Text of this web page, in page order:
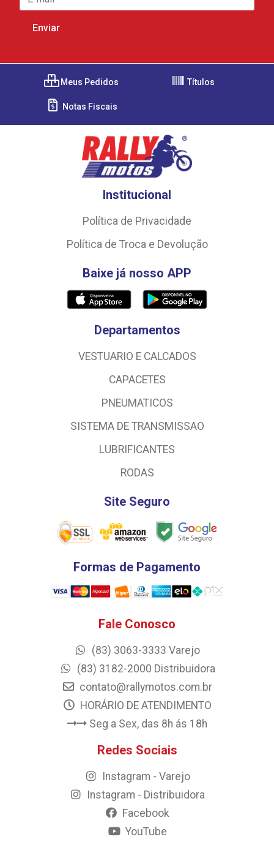
Meus Pedidos Títulos
Notas Fiscais
Institucional
Política de Privacidade
Política de Troca e Devolução
Baixe já nosso APP
Departamentos
VESTUARIO E CALCADOS
CAPACETES
PNEUMATICOS
SISTEMA DE TRANSMISSAO
LUBRIFICANTES
RODAS
Site Seguro
Formas de Pagamento
Fale Conosco
(83) 3063-3333 Varejo
(83) 3182-2000 Distribuidora
contato@rallymotos.com.br
HORÁRIO DE ATENDIMENTO
Seg a Sex, das 8h ás 18h
Redes Sociais
Instagram - Varejo
Instagram - Distribuidora
Facebook
YouTube